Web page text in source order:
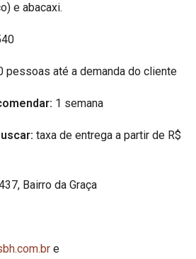
e abacaxi.
pessoas até a demanda do cliente
1 semana
taxa de entrega a partir de R$
Bairro da Graça
e